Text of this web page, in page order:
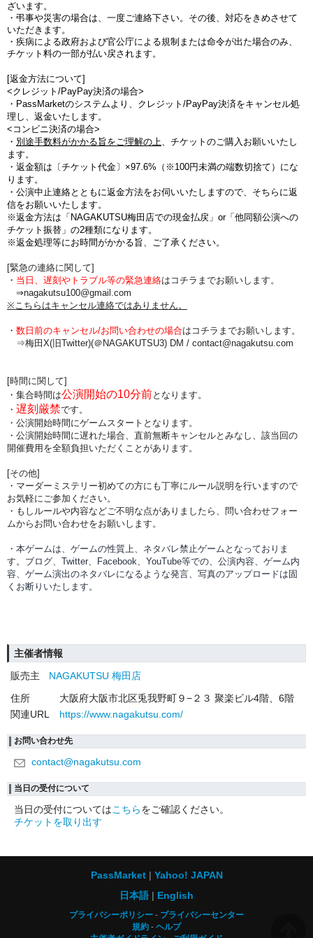
ざいます。
・弔事や災害の場合は、一度ご連絡下さい。その後、対応をきめさせて
いただきます。
・疾病による政府および官公庁による規制または命令が出た場合のみ、
チケット料の一部が払い戻されます。
[返金方法について]
<クレジット/PayPay決済の場合>
・PassMarketのシステムより、クレジット/PayPay決済をキャンセル処
理し、返金いたします。
<コンビニ決済の場合>
・ 別途手数料がかかる旨をご理解の上、チケットのご購入お願いいたし
ます。
・ 返金額は〔チケット代金〕×97.6%（※100円未満の端数切捨て ）にな
ります。
・公演中止連絡とともに返金方法をお伺いいたしますので、そちらに返
信をお願いいたします。
※返金方法は「NAGAKUTSU梅田店での現金払戻」or「他同額公演への
チケット振替」の2種類になります。
※返金処理等にお時間がかかる旨、ご了承ください。
[緊急の連絡に関して]
・ 当日、遅刻やトラブル等の緊急連絡はコチラまでお願いします。
⇒nagakutsu100@gmail.com
※こちらはキャンセル連絡ではありません。
・ 数日前のキャンセル/お問い合わせの場合は コチラまでお願いします。
⇒梅田X(旧Twitter)(＠NAGAKUTSU3) DM / contact@nagakutsu.com
[時間に関して]
・集合時間は公演開始の10分前となります。
・ 遅刻厳禁です。
・公演開始時間にゲームスタートとなります。
・公演開始時間に遅れた場合、直前無断キャンセルとみなし、該当回の
開催費用を全額負担いただくことがあります。
[その他]
・マーダーミステリー初めての方にも丁寧にルール説明を行いますので
お気軽にご参加ください。
・もしルールや内容などご不明な点がありましたら、問い合わせフォー
ムからお問い合わせをお願いします。
・本ゲームは、ゲームの性質上、ネタバレ禁止ゲームとなっておりま
す。ブログ、Twitter、Facebook、YouTube等での、 公演内容、 ゲーム内
容、ゲーム演出のネタバレになるような発言、写真のアップロードは固
くお断りいたします。
主催者情報
販売主
NAGAKUTSU 梅田店
住所
大阪府大阪市北区兎我野町９−２３ 聚楽ビル4階、6階
関連URL
https://www.nagakutsu.com/
お問い合わせ先
contact@nagakutsu.com
当日の受付について
当日の受付についてはこちらをご確認ください。
チケットを取り出す
PassMarket
Yahoo! JAPAN
日本語
English
プライバシーポリシー
プライバシーセンター
規約
ヘルプ